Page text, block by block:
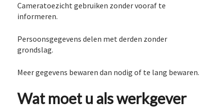
Cameratoezicht gebruiken zonder vooraf te
informeren.
Persoonsgegevens delen met derden zonder
grondslag.
Meer gegevens bewaren dan nodig of te lang bewaren.
Wat moet u als werkgever